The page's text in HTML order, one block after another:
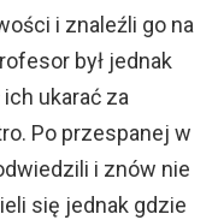
i znaleźli go na
był jednak
ukarać za
Po przespanej w
i znów nie
się jednak gdzie